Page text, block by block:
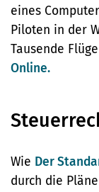
eines
Piloten in der
Tausende
Online.
Wie Der
durch die